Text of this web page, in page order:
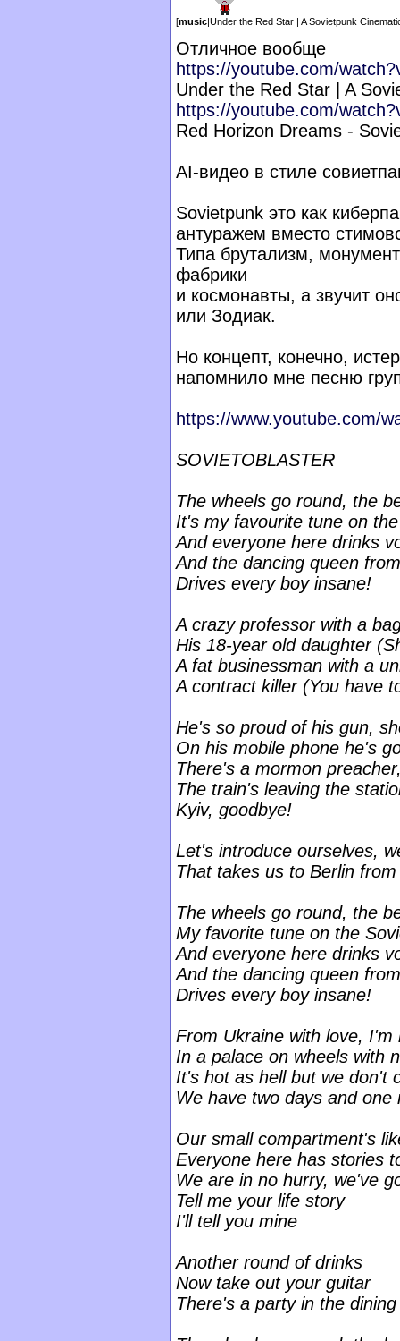
[music|Under the Red Star | A Sovietpunk
Отличное вообще
https://youtube.com/
Under the Red Star | A
https://youtube.com/
Red Horizon Dreams -
AI-видео в стиле
Sovietpunk это как
антуражем вместо
Типа брутализм,
фабрики
и космонавты, а звучит
или Зодиак.
Но концепт, конечно,
напомнило мне песню
https://www.youtube.com/
SOVIETOBLASTER
The wheels go round, the
It's my favourite tune on
And everyone here drinks
And the dancing queen
Drives every boy insane!
A crazy professor with a
His 18-year old daughter
A fat businessman with a
A contract killer (You have
He's so proud of his gun,
On his mobile phone he's
There's a mormon
The train's leaving the
Kyiv, goodbye!
Let's introduce ourselves,
That takes us to Berlin
The wheels go round, the
My favorite tune on the
And everyone here drinks
And the dancing queen
Drives every boy insane!
From Ukraine with love,
In a palace on wheels with
It's hot as hell but we don't
We have two days and one
Our small compartment's
Everyone here has stories
We are in no hurry, we've
Tell me your life story
I'll tell you mine
Another round of drinks
Now take out your guitar
There's a party in the